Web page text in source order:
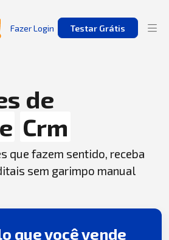
Fazer Login Testar Grátis
de
Crm
que fazem sentido, receba
sem garimpo manual
que você vende